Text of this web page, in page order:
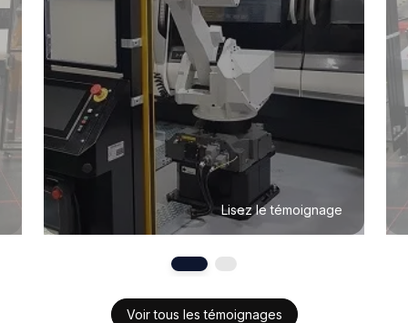
Lisez le témoignage
Voir tous les témoignages